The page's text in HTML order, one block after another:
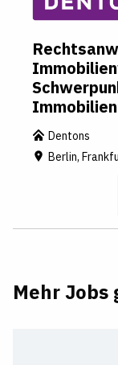
Dentons
Berlin,
Mehr